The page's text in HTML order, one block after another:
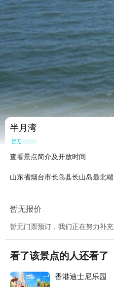
半月湾
暂无点评
查看景点简介及开放时间
山东省烟台市长岛县长山岛最北端
暂无报价
暂无门票预订，我们正在努力补充
看了该景点的人还看了
香港迪士尼乐园